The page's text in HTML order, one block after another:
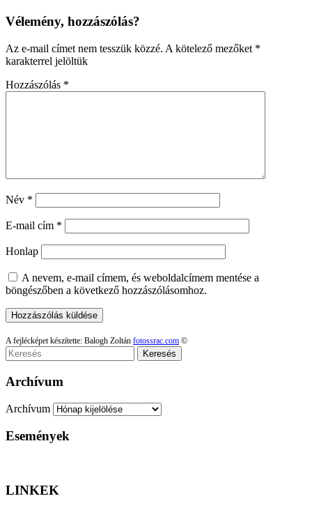
Vélemény, hozzászólás?
Az e-mail címet nem tesszük közzé. A kötelező mezőket *
karakterrel jelöltük
Hozzászólás *
Név *
E-mail cím *
Honlap
A nevem, e-mail címem, és weboldalcímem mentése a
böngészőben a következő hozzászólásomhoz.
A fejlécképet készítette: Balogh Zoltán fotossrac.com ©
Keresés
Archívum
Archívum
Események
LINKEK